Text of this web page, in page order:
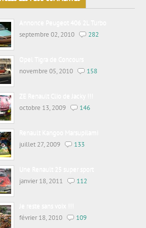
septembre 02, 2010
282
novembre 05, 2010
158
octobre 13, 2009
146
juillet 27, 2009
133
janvier 18, 2011
112
février 18, 2010
109